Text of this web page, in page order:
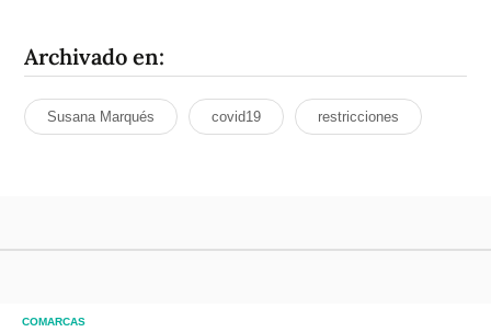
Archivado en:
Susana Marqués covid19 restricciones
COMARCAS